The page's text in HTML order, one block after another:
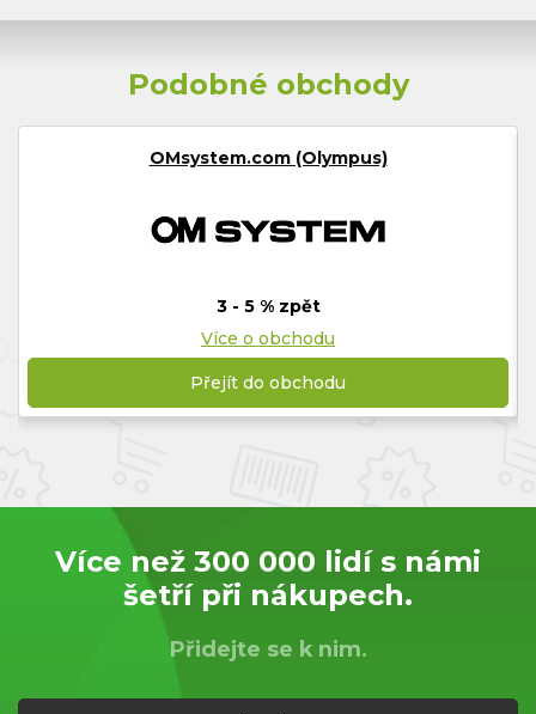
Podobné obchody
OMsystem.com (Olympus)
3 - 5 % zpět
Více o obchodu
Přejít do obchodu
Více než 300 000 lidí s námi
šetří při nákupech.
Přidejte se k nim.